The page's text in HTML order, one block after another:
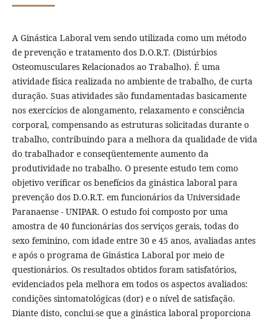
A Ginástica Laboral vem sendo utilizada como um método
de prevenção e tratamento dos D.O.R.T. (Distúrbios
Osteomusculares Relacionados ao Trabalho). É uma
atividade física realizada no ambiente de trabalho, de curta
duração. Suas atividades são fundamentadas basicamente
nos exercícios de alongamento, relaxamento e consciência
corporal, compensando as estruturas solicitadas durante o
trabalho, contribuindo para a melhora da qualidade de vida
do trabalhador e conseqüentemente aumento da
produtividade no trabalho. O presente estudo tem como
objetivo verificar os benefícios da ginástica laboral para
prevenção dos D.O.R.T. em funcionários da Universidade
Paranaense - UNIPAR. O estudo foi composto por uma
amostra de 40 funcionárias dos serviços gerais, todas do
sexo feminino, com idade entre 30 e 45 anos, avaliadas antes
e após o programa de Ginástica Laboral por meio de
questionários. Os resultados obtidos foram satisfatórios,
evidenciados pela melhora em todos os aspectos avaliados:
condições sintomatológicas (dor) e o nível de satisfação.
Diante disto, conclui-se que a ginástica laboral proporciona